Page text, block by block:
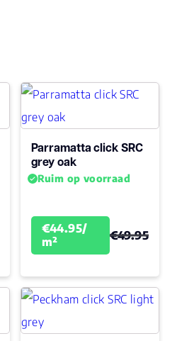
Click PVC
Parramatta click SRC
grey oak
Ruim op voorraad
€44.95/
m²
€49.95